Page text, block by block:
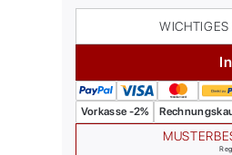
Vorkasse -2%